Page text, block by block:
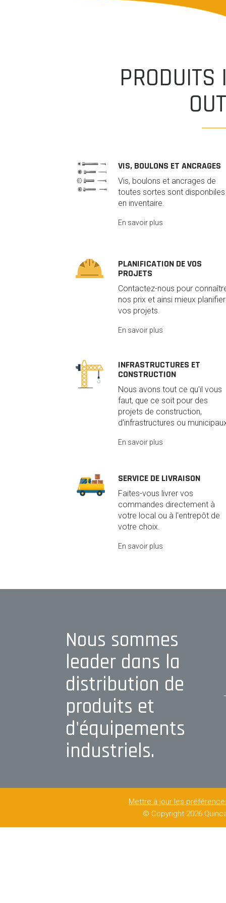
PRODUITS
VIS, BOULONS ET ANCRAGES
Vis, boulons et ancrages de
toutes sortes sont disponbiles
en inventaire.
En savoir plus
PLANIFICATION DE VOS
PROJETS
Contactez-nous pour
nos prix et ainsi mieux planifier
vos projets.
En savoir plus
INFRASTRUCTURES ET
CONSTRUCTION
Nous avons tout ce qu'il vous
faut, que ce soit pour des
projets de construction,
d'infrastructures ou
En savoir plus
SERVICE DE LIVRAISON
Faites-vous livrer vos
commandes directement à
votre local ou à l'entrepôt de
votre choix.
En savoir plus
Nous sommes
leader dans la
distribution de
produits et
d'équipements
industriels.
Mettre à jour les
© Copyright 2026